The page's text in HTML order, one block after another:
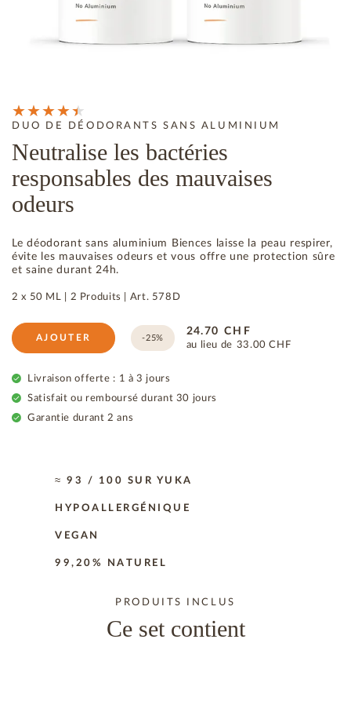
DUO DE DÉODORANTS SANS ALUMINIUM
Neutralise les bactéries
responsables des mauvaises
odeurs
Le déodorant sans aluminium Biences laisse la peau respirer,
évite les mauvaises odeurs et vous offre une protection sûre
et saine durant 24h.
2 x 50 ML | 2 Produits Art. 578D
AJOUTER -25%
24.70 CHF
au lieu de 33.00 CHF
Livraison offerte : 1 à 3 jours
Satisfait ou remboursé durant 30 jours
Garantie durant 2 ans
≈ 93 / 100 SUR YUKA
HYPOALLERGÉNIQUE
VEGAN
99,20% NATUREL
PRODUITS INCLUS
Ce set contient